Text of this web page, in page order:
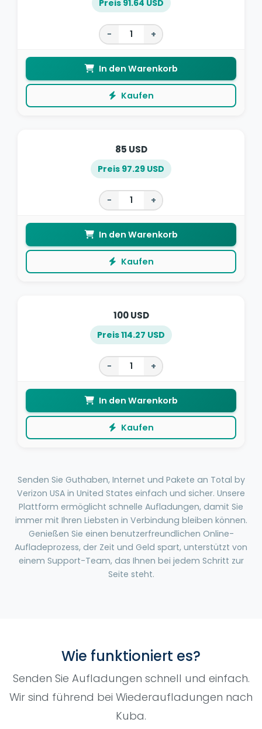
Preis 91.64 USD
− +
In den Warenkorb
Kaufen
85 USD
Preis 97.29 USD
− +
In den Warenkorb
Kaufen
100 USD
Preis 114.27 USD
− +
In den Warenkorb
Kaufen
Senden Sie Guthaben, Internet und Pakete an Total by
Verizon USA in United States einfach und sicher. Unsere
Plattform ermöglicht schnelle Aufladungen, damit Sie
immer mit Ihren Liebsten in Verbindung bleiben können.
Genießen Sie einen benutzerfreundlichen Online-
Aufladeprozess, der Zeit und Geld spart, unterstützt von
einem Support-Team, das Ihnen bei jedem Schritt zur
Seite steht.
Wie funktioniert es?
Senden Sie Aufladungen schnell und einfach.
Wir sind führend bei Wiederaufladungen nach
Kuba.